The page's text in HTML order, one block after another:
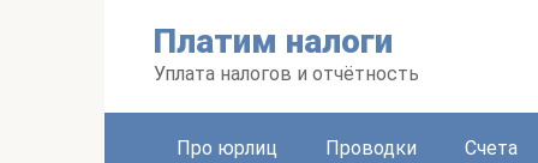
Платим налоги
Уплата налогов и отчётность
Про юрлиц Проводки Счета